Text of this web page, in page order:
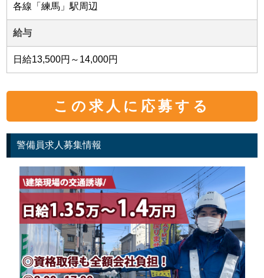
各線「練馬」駅周辺
給与
日給13,500円～14,000円
この求人に応募する
警備員求人募集情報